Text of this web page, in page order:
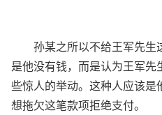
孙某之所以不给王军先生
是他没有钱，而是认为王军
些惊人的举动。这种人应该是
想拖欠这笔款项拒绝支付。